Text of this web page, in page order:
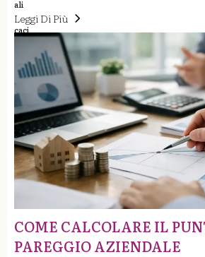
Leggi Di Più
COME CALCOLARE IL
PAREGGIO AZIENDALE